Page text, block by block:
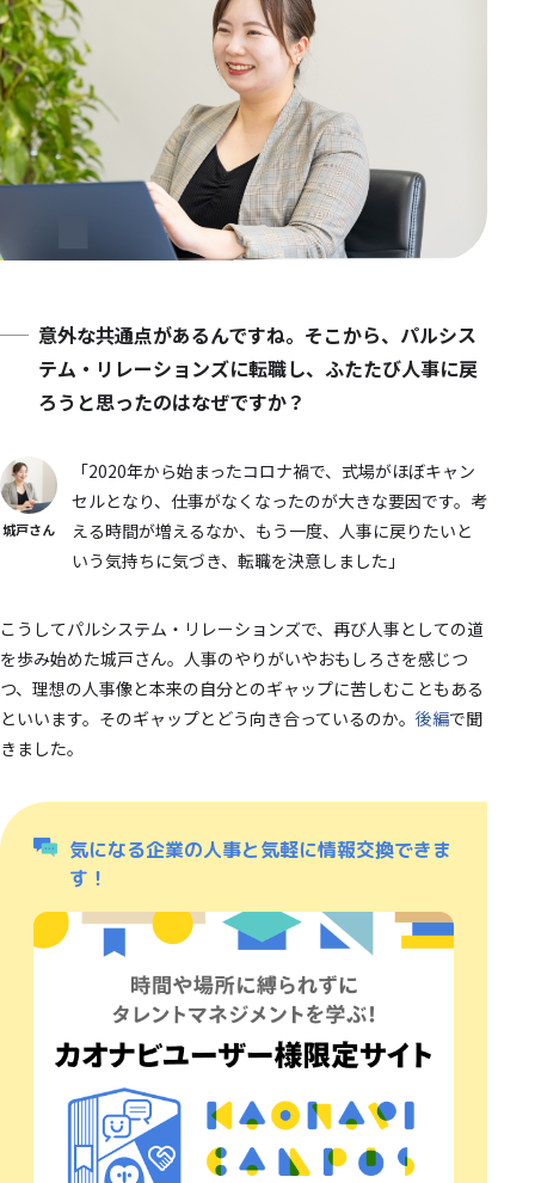
意外な共通点があるんですね。そこから、パルシス
テム・リレーションズに転職し、ふたたび人事に戻
ろうと思ったのはなぜですか？
城戸さん
「2020年から始まったコロナ禍で、式場がほぼキャン
セルとなり、仕事がなくなったのが大きな要因です。考
える時間が増えるなか、もう一度、人事に戻りたいと
いう気持ちに気づき、転職を決意しました」
こうしてパルシステム・リレーションズで、再び人事としての道
を歩み始めた城戸さん。人事のやりがいやおもしろさを感じつ
つ、理想の人事像と本来の自分とのギャップに苦しむこともある
といいます。そのギャップとどう向き合っているのか。 後編で聞
きました。
気になる企業の人事と気軽に情報交換できま
す！